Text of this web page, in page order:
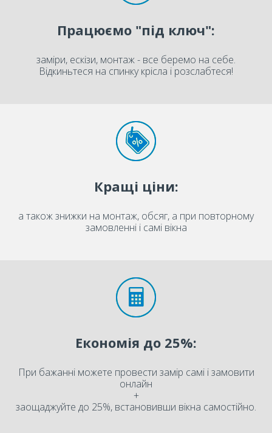
Працюємо "під ключ":
заміри, ескізи, монтаж - все беремо на себе.
Відкиньтеся на спинку крісла і розслабтеся!
Кращі ціни:
а також знижки на монтаж, обсяг, а при повторному
замовленні і самі вікна
Економія до 25%:
При бажанні можете провести замір самі і замовити
онлайн
+
заощаджуйте до 25%, встановивши вікна самостійно.